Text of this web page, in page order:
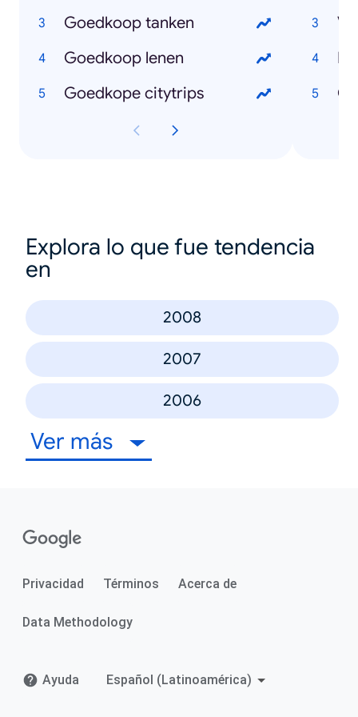
Goedkoop tanken
Goedkoop lenen
Goedkope citytrips
Explora lo que fue tendencia
en
2008
2007
2006
Ver más
Privacidad Términos Acerca de
Data Methodology
Ayuda